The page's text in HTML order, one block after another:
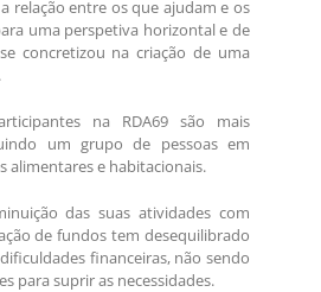
relação entre os que ajudam e os
uma perspetiva horizontal e de
concretizou na criação de uma
na RDA69 são mais
um grupo de pessoas em
alimentares e habitacionais.
das suas atividades com
de fundos tem desequilibrado
financeiras, não sendo
para suprir as necessidades.